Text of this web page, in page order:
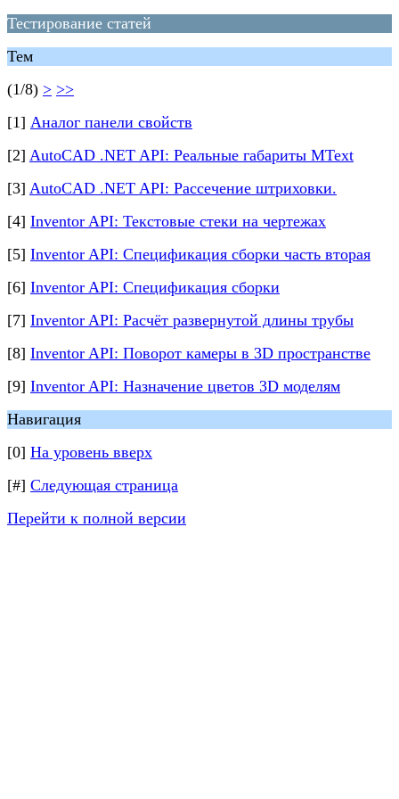
Тестирование статей
Тем
(1/8) > >>
[1] Аналог панели свойств
[2] AutoCAD .NET API: Реальные габариты MText
[3] AutoCAD .NET API: Рассечение штриховки.
[4] Inventor API: Текстовые стеки на чертежах
[5] Inventor API: Спецификация сборки часть вторая
[6] Inventor API: Спецификация сборки
[7] Inventor API: Расчёт развернутой длины трубы
[8] Inventor API: Поворот камеры в 3D пространстве
[9] Inventor API: Назначение цветов 3D моделям
Навигация
[0] На уровень вверх
[#] Следующая страница
Перейти к полной версии